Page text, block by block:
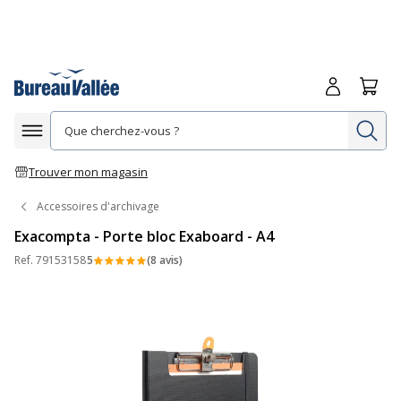
Afficher la navigation
Trouver mon magasin
Me
Accessoires d'archivage
Exacompta - Porte bloc Exaboard - A4
Ref. 791531585 (8 avis)